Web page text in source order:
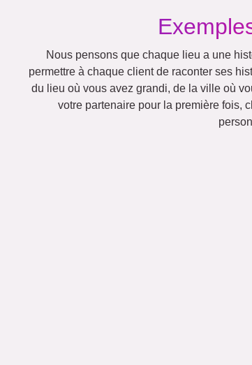
Nous pensons que chaque lieu a une
permettre à chaque client de raconter ses
du lieu où vous avez grandi, de la ville où
votre partenaire pour la première fois,